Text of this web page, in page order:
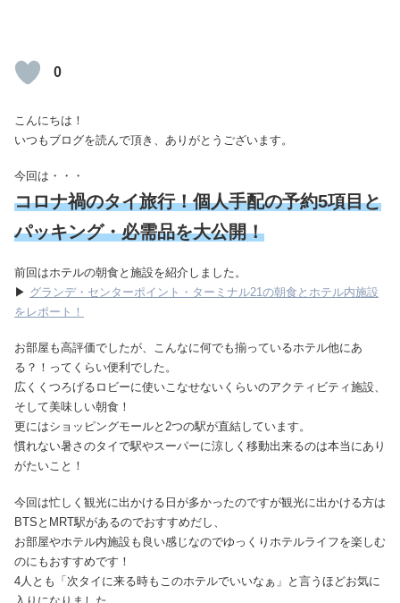
0
こんにちは！
いつもブログを読んで頂き、ありがとうございます。
今回は・・・
コロナ禍のタイ旅行！個人手配の予約5項目と
パッキング・必需品を大公開！
前回はホテルの朝食と施設を紹介しました。
▶ グランデ・センターポイント・ターミナル21の朝食とホテル内施設
をレポート！
お部屋も高評価でしたが、こんなに何でも揃っているホテル他にあ
る？！ってくらい便利でした。
広くくつろげるロビーに使いこなせないくらいのアクティビティ施設、
そして美味しい朝食！
更にはショッピングモールと2つの駅が直結しています。
慣れない暑さのタイで駅やスーパーに涼しく移動出来るのは本当にあり
がたいこと！
今回は忙しく観光に出かける日が多かったのですが観光に出かける方は
BTSとMRT駅があるのでおすすめだし、
お部屋やホテル内施設も良い感じなのでゆっくりホテルライフを楽しむ
のにもおすすめです！
4人とも「次タイに来る時もこのホテルでいいなぁ」と言うほどお気に